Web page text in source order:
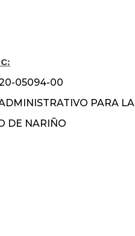
de
05094-00
PARA
DE NARIÑO